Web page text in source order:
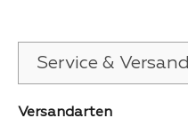
Service & Versand
Versandarten